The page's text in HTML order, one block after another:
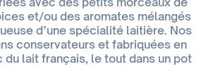
et/ou des aromates mélangés
d’une spécialité laitière. Nos
conservateurs et fabriquées en
du lait français, le tout dans un pot